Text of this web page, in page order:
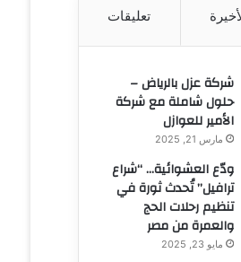
تعليقات
شركة عزل بالرياض –
حلول شاملة مع شركة
الأمير للعوازل
مارس 21, 2025
ودّع العشوائية… “شراع
ترافيل” تُحدث ثورة في
تنظيم رحلات الحج
والعمرة من مصر
مايو 23, 2025